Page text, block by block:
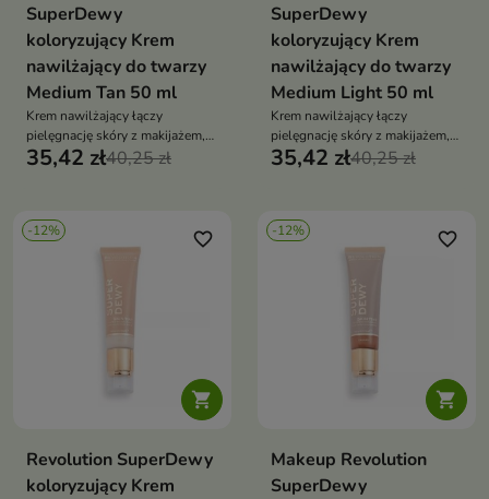
SuperDewy
koloryzujący Krem
nawilżający do twarzy
Medium Tan 50 ml
Krem nawilżający łączy
pielęgnację skóry z makijażem,
umożliwiając uzyskanie efektu
35,42 zł40,25 zł
SuperDewy
koloryzujący Krem
nawilżający do twarzy
Medium Light 50 ml
Krem nawilżający łączy
pielęgnację skóry z makijażem,
umożliwiając uzyskanie efektu
35,42 zł40,25 zł
-12%

favorite_border
Revolution SuperDewy
koloryzujący Krem
-12%

favorite_border
Makeup Revolution
SuperDewy